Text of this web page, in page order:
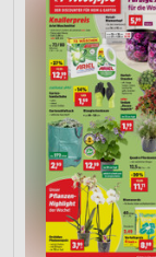
Verwendung
Werbeanzeigen
Erstellung von
Werbung
Verwendung
personalisierter
Erstellung von
von Inhalten